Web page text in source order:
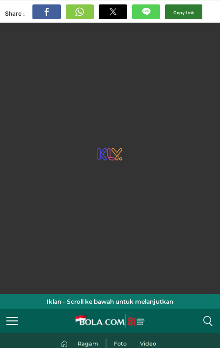
Share : Copy Link
Iklan - Scroll ke bawah untuk melanjutkan
Ragam Foto Video